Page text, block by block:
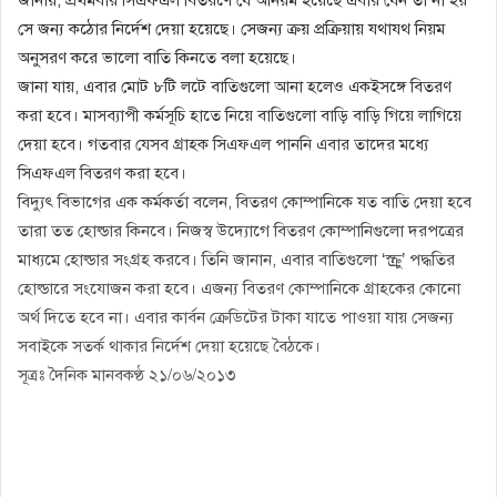
সে জন্য কঠোর নির্দেশ দেয়া হয়েছে। সেজন্য ক্রয় প্রক্রিয়ায় যথাযথ নিয়ম
অনুসরণ করে ভালো বাতি কিনতে বলা হয়েছে।
জানা যায়, এবার মোট ৮টি লটে বাতিগুলো আনা হলেও একইসঙ্গে বিতরণ
করা হবে। মাসব্যাপী কর্মসূচি হাতে নিয়ে বাতিগুলো বাড়ি বাড়ি গিয়ে লাগিয়ে
দেয়া হবে। গতবার যেসব গ্রাহক সিএফএল পাননি এবার তাদের মধ্যে
সিএফএল বিতরণ করা হবে।
বিদ্যুৎ বিভাগের এক কর্মকর্তা বলেন, বিতরণ কোম্পানিকে যত বাতি দেয়া হবে
তারা তত হোল্ডার কিনবে। নিজস্ব উদ্যোগে বিতরণ কোম্পানিগুলো দরপত্রের
মাধ্যমে হোল্ডার সংগ্রহ করবে। তিনি জানান, এবার বাতিগুলো ‘স্ক্রু’ পদ্ধতির
হোল্ডারে সংযোজন করা হবে। এজন্য বিতরণ কোম্পানিকে গ্রাহকের কোনো
অর্থ দিতে হবে না। এবার কার্বন ক্রেডিটের টাকা যাতে পাওয়া যায় সেজন্য
সবাইকে সতর্ক থাকার নির্দেশ দেয়া হয়েছে বৈঠকে।
সূত্রঃ দৈনিক মানবকণ্ঠ ২১/০৬/২০১৩